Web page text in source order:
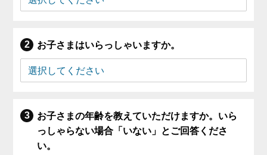
お子さまはいらっしゃいますか。
お子さまの年齢を教えていただけますか。いら
っしゃらない場合「いない」とご回答くださ
い。